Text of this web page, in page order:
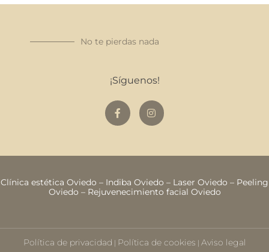
No te pierdas nada
¡Síguenos!
Clínica estética Oviedo – Indiba Oviedo – Laser Oviedo – Peeling
Oviedo – Rejuvenecimiento facial Oviedo
Política de privacidad | Política de cookies | Aviso legal